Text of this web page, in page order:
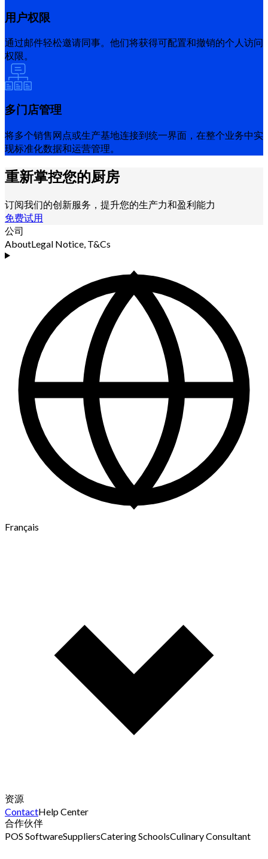
用户权限
通过邮件轻松邀请同事。他们将获得可配置和撤销的个人访问
权限。
多门店管理
将多个销售网点或生产基地连接到统一界面，在整个业务中实
现标准化数据和运营管理。
重新掌控您的厨房
订阅我们的创新服务，提升您的生产力和盈利能力
免费试用
公司
AboutLegal Notice, T&Cs
Français
资源
ContactHelp Center
合作伙伴
POS SoftwareSuppliersCatering SchoolsCulinary Consultant